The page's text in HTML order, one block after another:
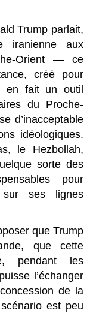
Trump parlait,
iranienne aux
Orient — ce
créé pour
en fait un outil
du Proche-
d’inacceptable
idéologiques.
le Hezbollah,
sorte des
pour
ses lignes
que Trump
que cette
pendant les
l’échanger
de la
est peu